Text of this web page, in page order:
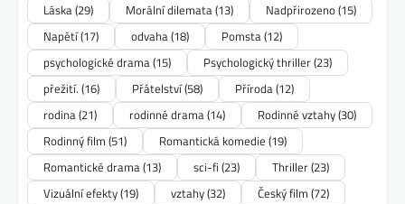
Láska(29) Morální dilemata(13) Nadpřirozeno(15)
Napětí(17) odvaha(18) Pomsta(12)
psychologické drama(15) Psychologický thriller(23)
přežití. (16) Přátelství(58) Příroda(12)
rodina(21) rodinné drama(14) Rodinné vztahy(30)
Rodinný film (51) Romantická komedie (19)
Romantické drama(13) sci-fi (23) Thriller(23)
Vizuální efekty(19) vztahy(32) Český film (72)